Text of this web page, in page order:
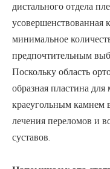
дистального отдела
усовершенствованная
минимальное
предпочтительным
Поскольку область
образная пластина
краеугольным камнем
лечения переломов и
суставов.